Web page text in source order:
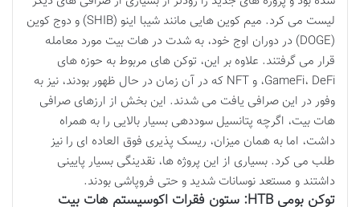
لیست می کرد. میم کوین هایی مانند شیبا اینو (SHIB) و دوج کوین
(DOGE) در دوران اوج خود، به شدت در هات بیت مورد معامله
قرار می گرفتند. علاوه بر این، توکن های مربوط به حوزه های
GameFi، DeFi، و NFT که در آن زمان در حال ظهور بودند، نیز به
وفور در این صرافی یافت می شدند. این بخش از ارزهای صرافی
هات بیت، اگرچه پتانسیل سوددهی بسیار بالایی را به همراه
داشت، اما به همان میزان، ریسک پذیری فوق العاده ای را نیز
طلب می کرد. بسیاری از این پروژه ها، نقدینگی بسیار پایینی
داشتند و مستعد نوسانات شدید و حتی فروپاشی بودند.
توکن بومی HTB: ستون فقرات اکوسیستم هات بیت